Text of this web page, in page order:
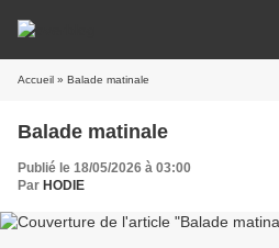
Accueil » Balade matinale
Balade matinale
Publié le 18/05/2026 à 03:00
Par HODIE